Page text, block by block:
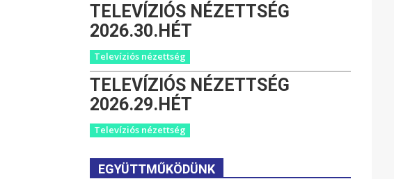
TELEVÍZIÓS NÉZETTSÉG
2026.30.HÉT
Televíziós nézettség
TELEVÍZIÓS NÉZETTSÉG
2026.29.HÉT
Televíziós nézettség
EGYÜTTMŰKÖDÜNK